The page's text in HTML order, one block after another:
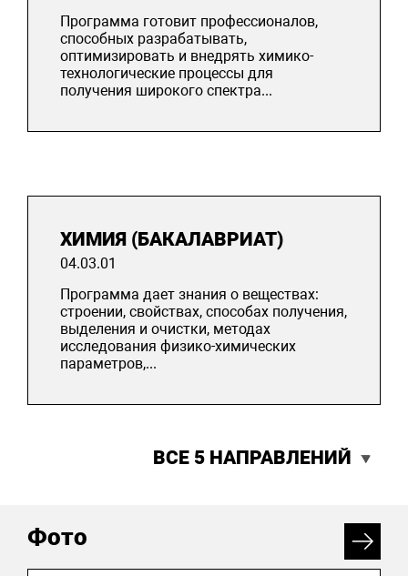
Программа готовит профессионалов,
способных разрабатывать,
оптимизировать и внедрять химико-
технологические процессы для
получения широкого спектра...
ХИМИЯ (БАКАЛАВРИАТ)
04.03.01
Программа дает знания о веществах:
строении, свойствах, способах получения,
выделения и очистки, методах
исследования физико-химических
параметров,...
ВСЕ 5 НАПРАВЛЕНИЙ
Фото